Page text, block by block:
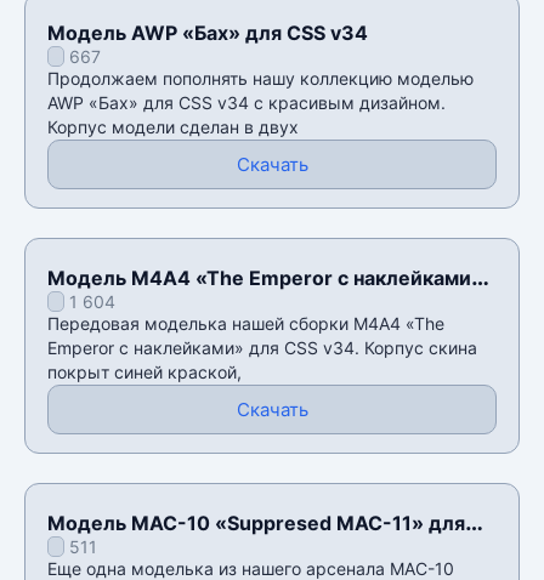
Модель AWP «Бах» для CSS v34
667
Продолжаем пополнять нашу коллекцию моделью
AWP «Бах» для CSS v34 с красивым дизайном.
Корпус модели сделан в двух
Скачать
Модель M4A4 «The Emperor с наклейками»
для CSS v34
1 604
Передовая моделька нашей сборки M4A4 «The
Emperor с наклейками» для CSS v34. Корпус скина
покрыт синей краской,
Скачать
Модель MAC-10 «Suppresed MAC-11» для
CSS v34
511
Еще одна моделька из нашего арсенала MAC-10